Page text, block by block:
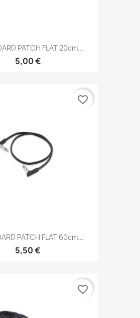
PATCH FLAT 20cm...
5,00 €
PATCH FLAT 60cm...
5,50 €
favorite_border
favorite_border